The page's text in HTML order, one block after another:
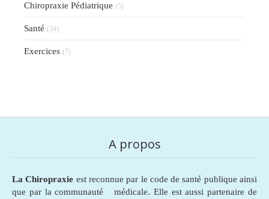
Chiropraxie Pédiatrique (5)
Santé (34)
Exercices (7)
A propos
La Chiropraxie est reconnue par le code de santé publique ainsi
que par la communauté médicale. Elle est aussi partenaire de